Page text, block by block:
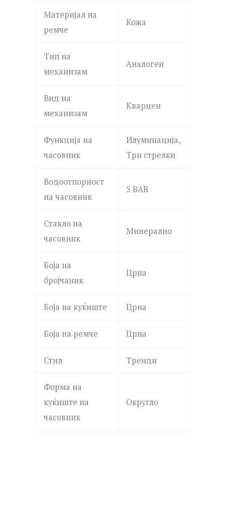
Материјал на
ремче
Кожа
Тип на
механизам
Аналоген
Вид на
механизам
Кварцен
Функција на
часовник
Илуминација,
Три стрелки
Водоотпорност
на часовник
5 BAR
Стакло на
часовник
Минерално
Боја на
бројчаник
Црна
Боја на куќиште Црна
Боја на ремче Црна
Стил Тренди
Форма на
куќиште на
часовник
Округло